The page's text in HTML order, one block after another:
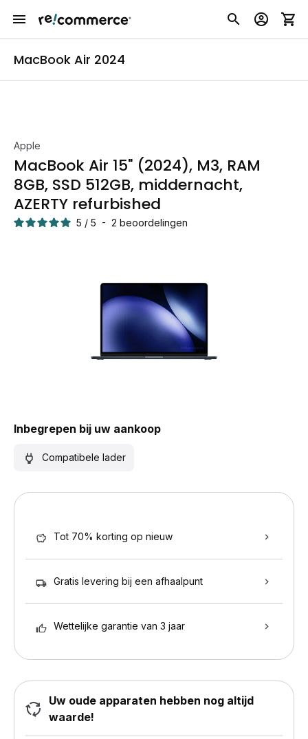
MacBook Air 2024
Apple
MacBook Air 15" (2024), M3, RAM
8GB, SSD 512GB, middernacht,
AZERTY refurbished
5 / 5 - 2 beoordelingen
Inbegrepen bij uw aankoop
Compatibele lader
Tot 70% korting op nieuw
Gratis levering bij een afhaalpunt
Wettelijke garantie van 3 jaar
Uw oude apparaten hebben nog altijd
waarde!